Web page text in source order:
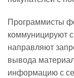
Программисты
коммуницируют
направляют
вывода
информацию с